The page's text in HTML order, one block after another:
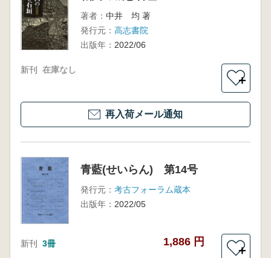
著者： 中井 均 著
発行元： 高志書院
出版年： 2022/06
新刊 在庫なし
＋
再入荷メール通知
青藍(せいらん) 第14号
発行元： 考古フォーラム蔵本
出版年： 2022/05
新刊 3冊 1,886 円
＋